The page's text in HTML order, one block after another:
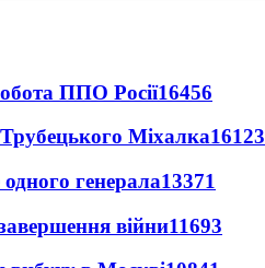
ППО Росії16456
Трубецького Міхалка16123
генерала13371
війни11693